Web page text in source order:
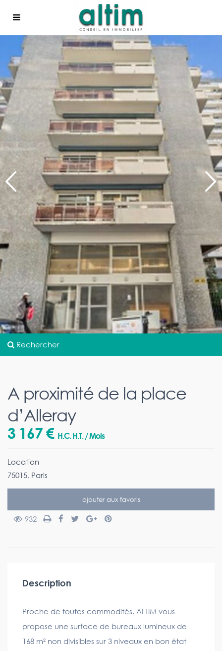
Rechercher
A proximité de la place
d’Alleray
3 167 € H.C. H.T. / Mois
Location
75015, Paris
ajouter aux favoris
932
Description
Proche de toutes commodités, ALTIM vous
propose une surface de bureaux lumineux de
168 m² non divisibles sur 3 niveaux en bon état